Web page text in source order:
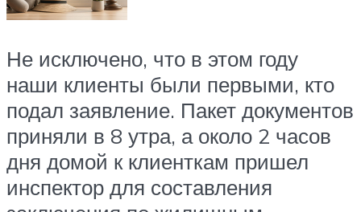
Не исключено, что в этом году
наши клиенты были первыми, кто
подал заявление. Пакет документов
приняли в 8 утра, а около 2 часов
дня домой к клиенткам пришел
инспектор для составления